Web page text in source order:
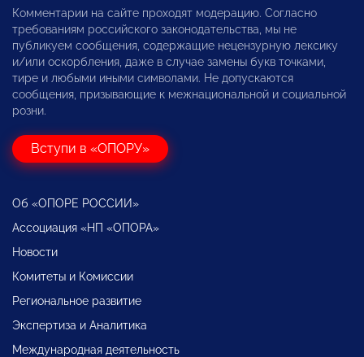
Комментарии на сайте проходят модерацию. Согласно
требованиям российского законодательства, мы не
публикуем сообщения, содержащие нецензурную лексику
и/или оскорбления, даже в случае замены букв точками,
тире и любыми иными символами. Не допускаются
сообщения, призывающие к межнациональной и социальной
розни.
Вступи в «ОПОРУ»
Об «ОПОРЕ РОССИИ»
Ассоциация «НП «ОПОРА»
Новости
Комитеты и Комиссии
Региональное развитие
Экспертиза и Аналитика
Международная деятельность